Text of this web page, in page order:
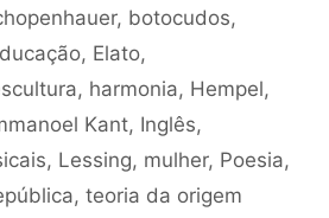
, botocudos,
, Elato,
, harmonia, Hempel,
Kant, Inglês,
, Lessing, mulher, Poesia,
, teoria da origem